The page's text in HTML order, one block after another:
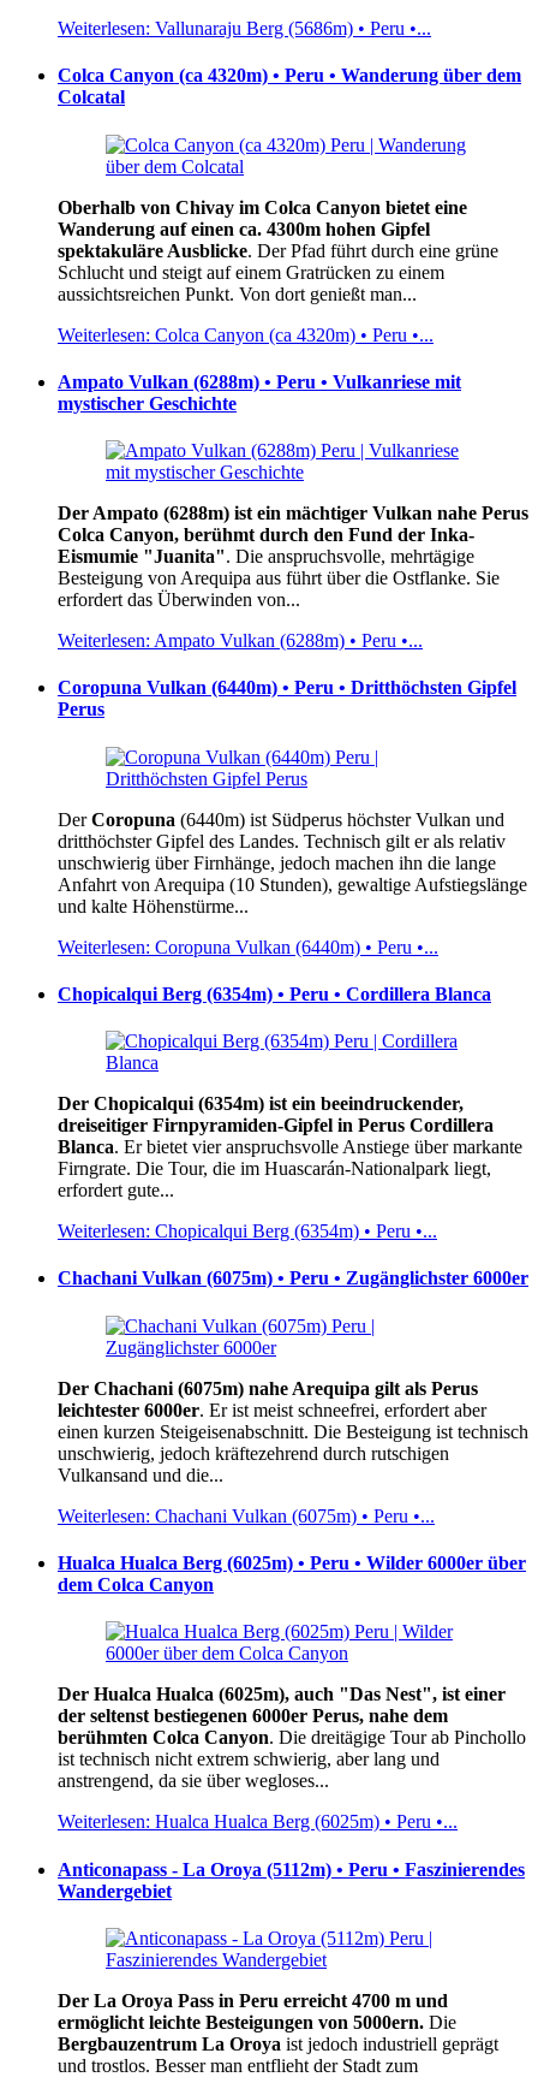
Weiterlesen: Vallunaraju Berg (5686m) • Peru •...
Colca Canyon (ca 4320m) • Peru • Wanderung über dem
Colcatal
Oberhalb von Chivay im Colca Canyon bietet eine
Wanderung auf einen ca. 4300m hohen Gipfel
spektakuläre Ausblicke. Der Pfad führt durch eine grüne
Schlucht und steigt auf einem Gratrücken zu einem
aussichtsreichen Punkt. Von dort genießt man...
Weiterlesen: Colca Canyon (ca 4320m) • Peru •...
Ampato Vulkan (6288m) • Peru • Vulkanriese mit
mystischer Geschichte
Der Ampato (6288m) ist ein mächtiger Vulkan nahe Perus
Colca Canyon, berühmt durch den Fund der Inka-
Eismumie "Juanita". Die anspruchsvolle, mehrtägige
Besteigung von Arequipa aus führt über die Ostflanke. Sie
erfordert das Überwinden von...
Weiterlesen: Ampato Vulkan (6288m) • Peru •...
Coropuna Vulkan (6440m) • Peru • Dritthöchsten Gipfel
Perus
DerCoropuna (6440m) ist Südperus höchster Vulkan und
dritthöchster Gipfel des Landes. Technisch gilt er als relativ
unschwierig über Firnhänge, jedoch machen ihn die lange
Anfahrt von Arequipa (10 Stunden), gewaltige Aufstiegslänge
und kalte Höhenstürme...
Weiterlesen: Coropuna Vulkan (6440m) • Peru •...
Chopicalqui Berg (6354m) • Peru • Cordillera Blanca
Der Chopicalqui (6354m) ist ein beeindruckender,
dreiseitiger Firnpyramiden-Gipfel in Perus Cordillera
Blanca. Er bietet vier anspruchsvolle Anstiege über markante
Firngrate. Die Tour, die im Huascarán-Nationalpark liegt,
erfordert gute...
Weiterlesen: Chopicalqui Berg (6354m) • Peru •...
Chachani Vulkan (6075m) • Peru • Zugänglichster 6000er
Der Chachani (6075m) nahe Arequipa gilt als Perus
leichtester 6000er. Er ist meist schneefrei, erfordert aber
einen kurzen Steigeisenabschnitt. Die Besteigung ist technisch
unschwierig, jedoch kräftezehrend durch rutschigen
Vulkansand und die...
Weiterlesen: Chachani Vulkan (6075m) • Peru •...
Hualca Hualca Berg (6025m) • Peru • Wilder 6000er über
dem Colca Canyon
Der Hualca Hualca (6025m), auch "Das Nest", ist einer
der seltenst bestiegenen 6000er Perus, nahe dem
berühmten Colca Canyon. Die dreitägige Tour ab Pinchollo
ist technisch nicht extrem schwierig, aber lang und
anstrengend, da sie über wegloses...
Weiterlesen: Hualca Hualca Berg (6025m) • Peru •...
Anticonapass - La Oroya (5112m) • Peru • Faszinierendes
Wandergebiet
Der La Oroya Pass in Peru erreicht 4700 m und
ermöglicht leichte Besteigungen von 5000ern. Die
Bergbauzentrum La Oroya ist jedoch industriell geprägt
und trostlos. Besser man entflieht der Stadt zum